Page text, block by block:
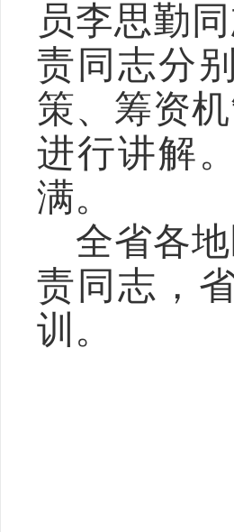
员李思勤
责同志分
策、筹资
进行讲解。
满。
全省各
责同志，
训。